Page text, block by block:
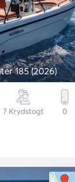
185 (2026)
7 Krydstogt 0